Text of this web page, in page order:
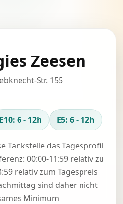
Zeesen
Str. 155
E10: 6 - 12h E5: 6 - 12h
Tankstelle das Tagesprofil
00:00-11:59 relativ zu
relativ zum Tagespreis
sind daher nicht
Minimum